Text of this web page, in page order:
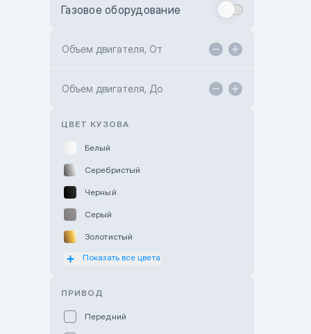
Toyota Kokshetau
Hyundai ShymCity
Газовое оборудование
Объем двигателя, От
Объем двигателя, До
ЦВЕТ КУЗОВА
Белый
Серебристый
Черный
Серый
Золотистый
Оранжевый
Показать все цвета
ПРИВОД
Передний